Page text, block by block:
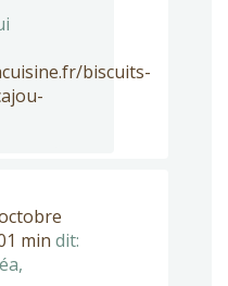
biscuits-
min dit: